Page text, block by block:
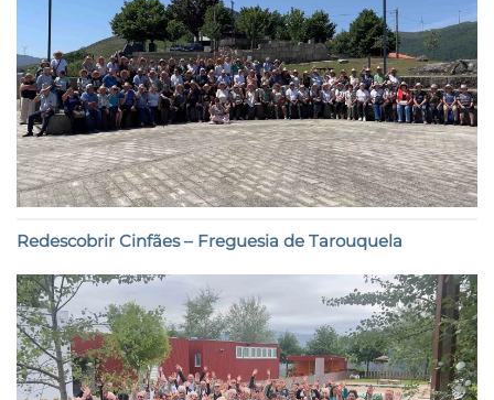
Redescobrir Cinfães – Freguesia de Tarouquela